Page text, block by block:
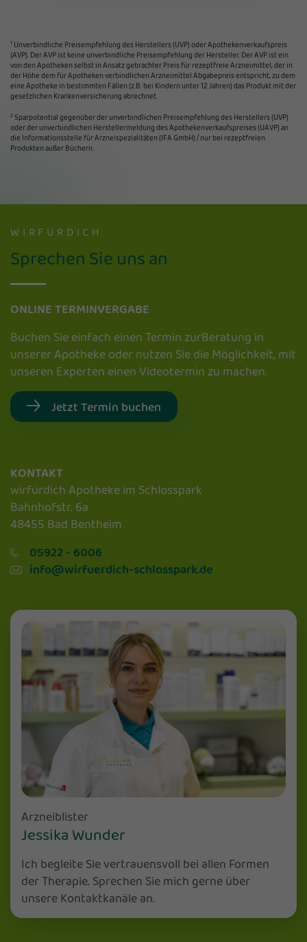
1 Unverbindliche Preisempfehlung des Herstellers (UVP) oder Apothekenverkaufspreis
(AVP). Der AVP ist keine unverbindliche Preisempfehlung der Hersteller. Der AVP ist ein
von den Apotheken selbst in Ansatz gebrachter Preis für rezeptfreie Arzneimittel, der in
der Höhe dem für Apotheken verbindlichen Arzneimittel Abgabepreis entspricht, zu dem
eine Apotheke in bestimmten Fällen (z.B. bei Kindern unter 12 Jahren) das Produkt mit der
gesetzlichen Krankenversicherung abrechnet.
2Sparpotential gegenüber der unverbindlichen Preisempfehlung des Herstellers (UVP)
oder der unverbindlichen Herstellermeldung des Apothekenverkaufspreises (UAVP) an
die Informationsstelle für Arzneispezialitäten (IFA GmbH) / nur bei rezeptfreien
Produkten außer Büchern.
WIRFÜRDICH
Sprechen Sie uns an
ONLINE TERMINVERGABE
Buchen Sie einfach einen Termin zurBeratung in
unserer Apotheke oder nutzen Sie die Möglichkeit, mit
unseren Experten einen Videotermin zu machen.
Jetzt Termin buchen
KONTAKT
wirfürdich Apotheke im Schlosspark
Bahnhofstr. 6a
48455 Bad Bentheim
05922 - 6006
info@wirfuerdich-schlosspark.de
Arzneiblister
Jessika Wunder
Ich begleite Sie vertrauensvoll bei allen Formen
der Therapie. Sprechen Sie mich gerne über
unsere Kontaktkanäle an.